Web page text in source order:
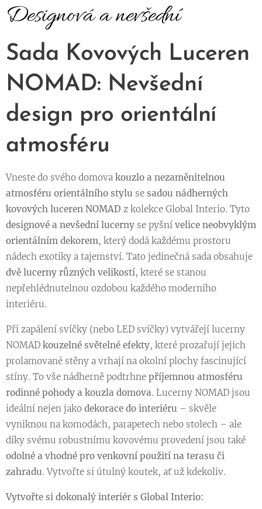
Designová a nevšední
Sada Kovových Luceren
NOMAD: Nevšední
design pro orientální
atmosféru
Vneste do svého domova kouzlo a nezaměnitelnou
atmosféru orientálního stylu se sadou nádherných
kovových luceren NOMAD z kolekce Global Interio. Tyto
designové a nevšední lucerny se pyšní velice neobvyklým
orientálním dekorem, který dodá každému prostoru
nádech exotiky a tajemství. Tato jedinečná sada obsahuje
dvě lucerny různých velikostí, které se stanou
nepřehlédnutelnou ozdobou každého moderního
interiéru.
Při zapálení svíčky (nebo LED svíčky) vytvářejí lucerny
NOMAD kouzelné světelné efekty, které prozařují jejich
prolamované stěny a vrhají na okolní plochy fascinující
stíny. To vše nádherně podtrhne příjemnou atmosféru
rodinné pohody a kouzla domova. Lucerny NOMAD jsou
ideální nejen jako dekorace do interiéru – skvěle
vyniknou na komodách, parapetech nebo stolech – ale
díky svému robustnímu kovovému provedení jsou také
odolné a vhodné pro venkovní použití na terasu či
zahradu. Vytvořte si útulný koutek, ať už kdekoliv.
Vytvořte si dokonalý interiér s Global Interio: